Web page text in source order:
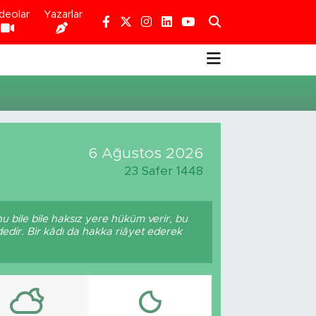
Yazarlar
6 Ağustos 2026
23 Safer 1448
bile bile haksız yere hüküm verir, bu
Bir kâdı da hakka riâyet ederek